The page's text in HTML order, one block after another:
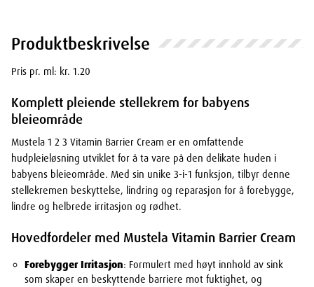
Produktbeskrivelse
Pris pr. ml: kr. 1.20
Komplett pleiende stellekrem for babyens
bleieområde
Mustela 1 2 3 Vitamin Barrier Cream er en omfattende
hudpleieløsning utviklet for å ta vare på den delikate huden i
babyens bleieområde. Med sin unike 3-i-1 funksjon, tilbyr denne
stellekremen beskyttelse, lindring og reparasjon for å forebygge,
lindre og helbrede irritasjon og rødhet.
Hovedfordeler med Mustela Vitamin Barrier Cream
Forebygger Irritasjon: Formulert med høyt innhold av sink
som skaper en beskyttende barriere mot fuktighet, og